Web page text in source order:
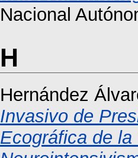
Nacional
H
Hernández
Invasivo de
Ecográfica de